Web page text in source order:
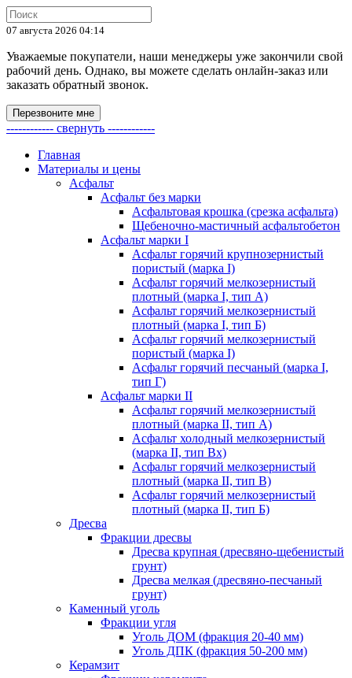
07 августа 2026 04:14
Уважаемые покупатели, наши менеджеры уже закончили свой
рабочий день. Однако, вы можете сделать онлайн-заказ или
заказать обратный звонок.
Перезвоните мне
------------ свернуть ------------
Главная
Материалы и цены
Асфальт
Асфальт без марки
Асфальтовая крошка (срезка асфальта)
Щебеночно-мастичный асфальтобетон
Асфальт марки I
Асфальт горячий крупнозернистый
пористый (марка I)
Асфальт горячий мелкозернистый
плотный (марка I, тип А)
Асфальт горячий мелкозернистый
плотный (марка I, тип Б)
Асфальт горячий мелкозернистый
пористый (марка I)
Асфальт горячий песчаный (марка I,
тип Г)
Асфальт марки II
Асфальт горячий мелкозернистый
плотный (марка II, тип А)
Асфальт холодный мелкозернистый
(марка II, тип Вх)
Асфальт горячий мелкозернистый
плотный (марка II, тип В)
Асфальт горячий мелкозернистый
плотный (марка II, тип Б)
Дресва
Фракции дресвы
Дресва крупная (дресвяно-щебенистый
грунт)
Дресва мелкая (дресвяно-песчаный
грунт)
Каменный уголь
Фракции угля
Уголь ДОМ (фракция 20-40 мм)
Уголь ДПК (фракция 50-200 мм)
Керамзит